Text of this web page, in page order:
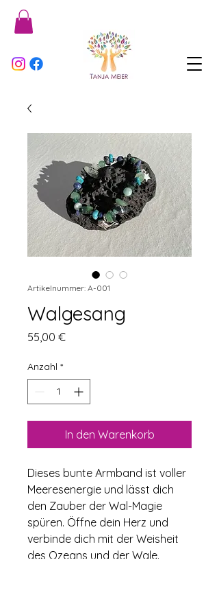
Artikelnummer: A-001
Walgesang
55,00 €Preis
Anzahl *
In den Warenkorb
Dieses bunte Armband ist voller
Meeresenergie und lässt dich
den Zauber der Wal-Magie
spüren. Öffne dein Herz und
verbinde dich mit der Weisheit
des Ozeans und der Wale.